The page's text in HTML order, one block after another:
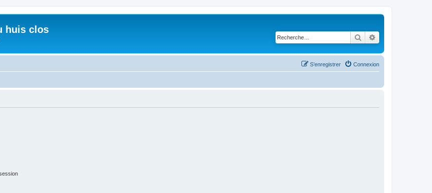
huis clos
Rechercher
Connexion
S’enregistrer